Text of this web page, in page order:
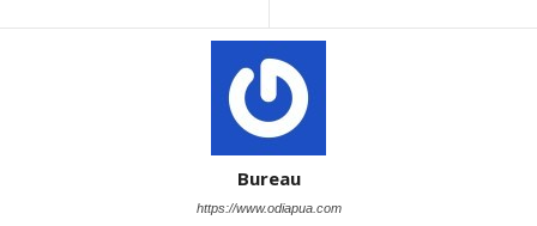
Bureau
https://www.odiapua.com